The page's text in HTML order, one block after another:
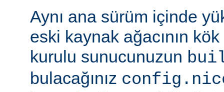
Aynı ana sürüm içinde
eski kaynak ağacının
kurulu sunucunuzun
bulacağınız